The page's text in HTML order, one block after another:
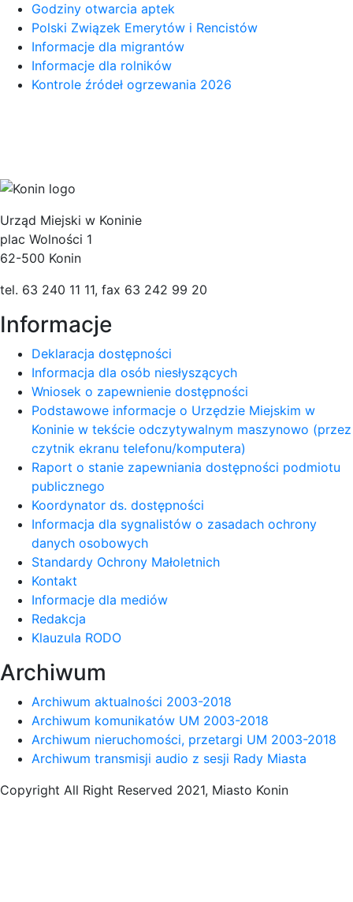
Godziny otwarcia aptek
Polski Związek Emerytów i Rencistów
Informacje dla migrantów
Informacje dla rolników
Kontrole źródeł ogrzewania 2026
Urząd Miejski w Koninie
plac Wolności 1
62-500 Konin
tel. 63 240 11 11, fax 63 242 99 20
Informacje
Deklaracja dostępności
Informacja dla osób niesłyszących
Wniosek o zapewnienie dostępności
Podstawowe informacje o Urzędzie Miejskim w
Koninie w tekście odczytywalnym maszynowo (przez
czytnik ekranu telefonu/komputera)
Raport o stanie zapewniania dostępności podmiotu
publicznego
Koordynator ds. dostępności
Informacja dla sygnalistów o zasadach ochrony
danych osobowych
Standardy Ochrony Małoletnich
Kontakt
Informacje dla mediów
Redakcja
Klauzula RODO
Archiwum
Archiwum aktualności 2003-2018
Archiwum komunikatów UM 2003-2018
Archiwum nieruchomości, przetargi UM 2003-2018
Archiwum transmisji audio z sesji Rady Miasta
Copyright All Right Reserved 2021, Miasto Konin